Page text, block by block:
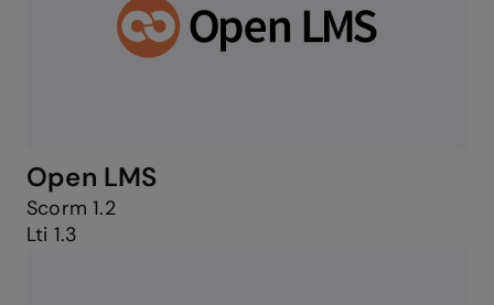
Open LMS
Scorm 1.2
Lti 1.3